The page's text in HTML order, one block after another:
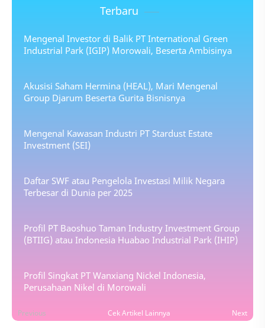
Terbaru
Mengenal Investor di Balik PT International Green
Industrial Park (IGIP) Morowali, Beserta Ambisinya
Akusisi Saham Hermina (HEAL), Mari Mengenal
Group Djarum Beserta Gurita Bisnisnya
Mengenal Kawasan Industri PT Stardust Estate
Investment (SEI)
Daftar SWF atau Pengelola Investasi Milik Negara
Terbesar di Dunia per 2025
Profil PT Baoshuo Taman Industry Investment Group
(BTIIG) atau Indonesia Huabao Industrial Park (IHIP)
Profil Singkat PT Wanxiang Nickel Indonesia,
Perusahaan Nikel di Morowali
Previous Next
Cek Artikel Lainnya